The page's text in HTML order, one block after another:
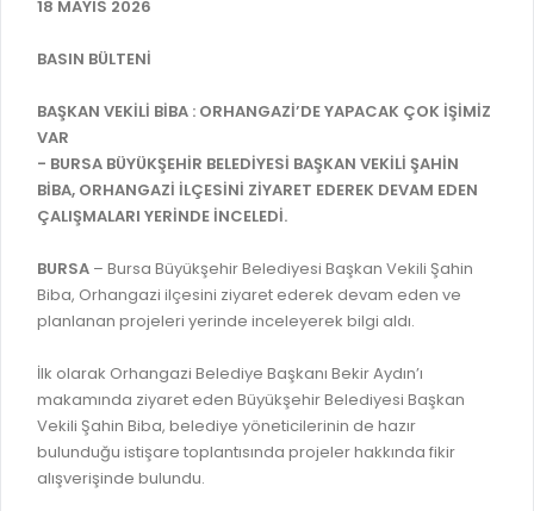
BİLGİ EDİNME
MECLİS
MECLİS ÜYELERİ
KOMİSYON ÜYELERİ
MECLİS KARARLARI
YAYIN / PLAN / RAPOR
STRATEJİK PLANLAR
PERFORMANS PROGRAMI
BÜTÇE
FAALİYET RAPORLARI
YANGIN SİGORTA E-BEYANNAME
ORKESTRA KAYIT
SEYAHAT KARTI SORGULAMA
BURSA AKADEMİ
ÜCRETSİZ WİFİ NOKTALARI
İTFAİYE RAPORU
İTFAİYE OLAY KAYDI BAŞVURUSU
BADEM KAYIT
İHALE İLANLARI
18 MAYIS 2026
BASIN BÜLTENİ
BAŞKAN VEKİLİ BİBA : ORHANGAZİ’DE YAPACAK ÇOK İŞİMİZ
VAR
- BURSA BÜYÜKŞEHİR BELEDİYESİ BAŞKAN VEKİLİ ŞAHİN
BİBA, ORHANGAZİ İLÇESİNİ ZİYARET EDEREK DEVAM EDEN
ÇALIŞMALARI YERİNDE İNCELEDİ.
BURSA – Bursa Büyükşehir Belediyesi Başkan Vekili Şahin
Biba, Orhangazi ilçesini ziyaret ederek devam eden ve
planlanan projeleri yerinde inceleyerek bilgi aldı.
İlk olarak Orhangazi Belediye Başkanı Bekir Aydın’ı
makamında ziyaret eden Büyükşehir Belediyesi Başkan
Vekili Şahin Biba, belediye yöneticilerinin de hazır
bulunduğu istişare toplantısında projeler hakkında fikir
alışverişinde bulundu.